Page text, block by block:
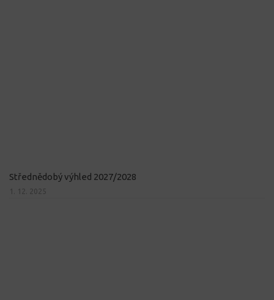
Střednědobý výhled 2027/2028
1. 12. 2025